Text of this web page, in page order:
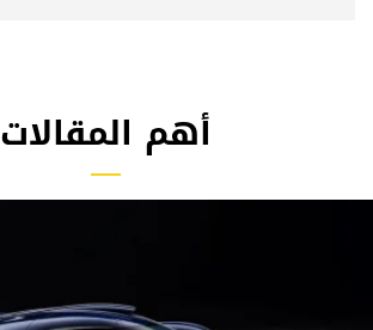
أهم المقالات